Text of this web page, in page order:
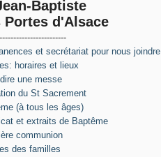
Baptiste
Portes d'Alsace
et secrétariat pour nous joindre
horaires et lieux
une messe
du St Sacrement
(à tous les âges)
et extraits de Baptême
communion
des familles